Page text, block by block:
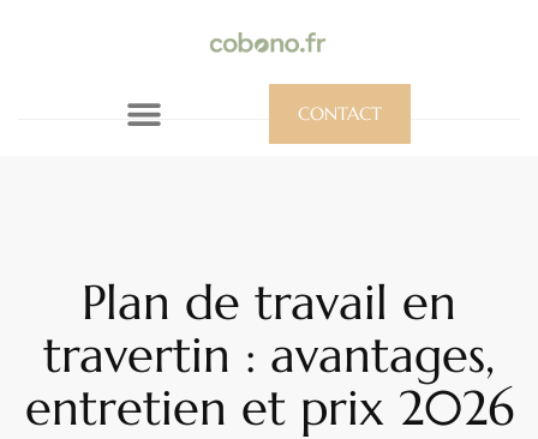
CONTACT
Plan de travail en
travertin : avantages,
entretien et prix 2026